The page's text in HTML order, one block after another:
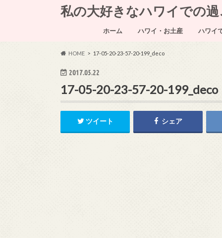
私の大好きなハワイでの
ホーム ハワイ・お土産 ハワイ
HOME 17-05-20-23-57-20-199_deco
2017.05.22
17-05-20-23-57-20-199_deco
ツイート シェア